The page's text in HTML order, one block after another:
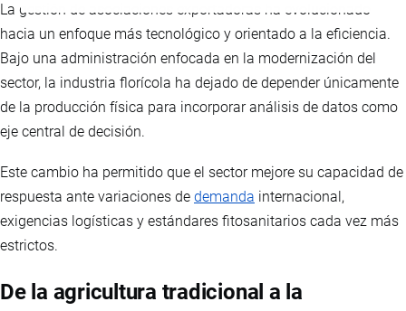
La gestión de asociaciones exportadoras ha evolucionado
hacia un enfoque más tecnológico y orientado a la eficiencia.
Bajo una administración enfocada en la modernización del
sector, la industria florícola ha dejado de depender únicamente
de la producción física para incorporar análisis de datos como
eje central de decisión.
Este cambio ha permitido que el sector mejore su capacidad de
respuesta ante variaciones de demanda internacional,
exigencias logísticas y estándares fitosanitarios cada vez más
estrictos.
De la agricultura tradicional a la